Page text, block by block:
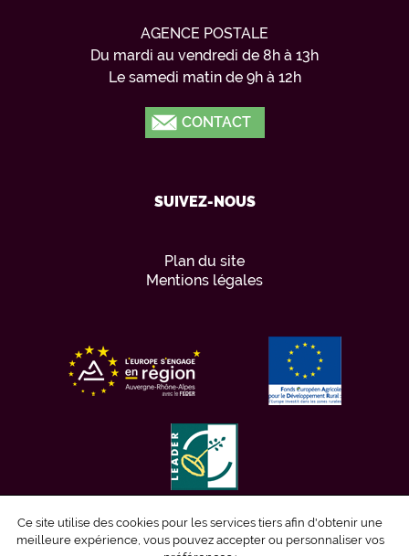
AGENCE POSTALE
Du mardi au vendredi de 8h à 13h
Le samedi matin de 9h à 12h
CONTACT
SUIVEZ-NOUS
Plan du site
Mentions légales
Ce site utilise des cookies pour les services tiers afin d'obtenir une
meilleure expérience, vous pouvez accepter ou personnaliser vos